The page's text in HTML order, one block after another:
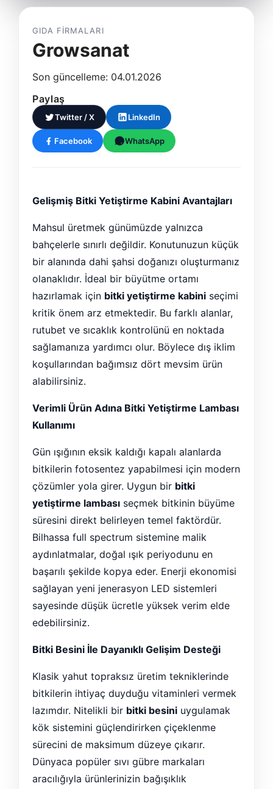
GIDA FIRMALARI
Growsanat
Son güncelleme: 04.01.2026
Paylaş
Twitter / X LinkedIn
Facebook WhatsApp
Gelişmiş Bitki Yetiştirme Kabini Avantajları
Mahsul üretmek günümüzde yalnızca
bahçelerle sınırlı değildir. Konutunuzun küçük
bir alanında dahi şahsi doğanızı oluşturmanız
olanaklıdır. İdeal bir büyütme ortamı
hazırlamak için bitki yetiştirme kabini seçimi
kritik önem arz etmektedir. Bu farklı alanlar,
rutubet ve sıcaklık kontrolünü en noktada
sağlamanıza yardımcı olur. Böylece dış iklim
koşullarından bağımsız dört mevsim ürün
alabilirsiniz.
Verimli Ürün Adına Bitki Yetiştirme Lambası
Kullanımı
Gün ışığının eksik kaldığı kapalı alanlarda
bitkilerin fotosentez yapabilmesi için modern
çözümler yola girer. Uygun bir bitki
yetiştirme lambası seçmek bitkinin büyüme
süresini direkt belirleyen temel faktördür.
Bilhassa full spectrum sistemine malik
aydınlatmalar, doğal ışık periyodunu en
başarılı şekilde kopya eder. Enerji ekonomisi
sağlayan yeni jenerasyon LED sistemleri
sayesinde düşük ücretle yüksek verim elde
edebilirsiniz.
Bitki Besini İle Dayanıklı Gelişim Desteği
Klasik yahut topraksız üretim tekniklerinde
bitkilerin ihtiyaç duyduğu vitaminleri vermek
lazımdır. Nitelikli bir bitki besini uygulamak
kök sistemini güçlendirirken çiçeklenme
sürecini de maksimum düzeye çıkarır.
Dünyaca popüler sıvı gübre markaları
aracılığıyla ürünlerinizin bağışıklık